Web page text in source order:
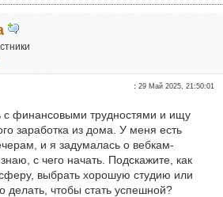
:29 Май 2025, 21:50:01
с финансовыми трудностями и ищу
заработка из дома. У меня есть
и я задумалась о вебкам-
с чего начать. Подскажите, как
выбрать хорошую студию или
делать, чтобы стать успешной?